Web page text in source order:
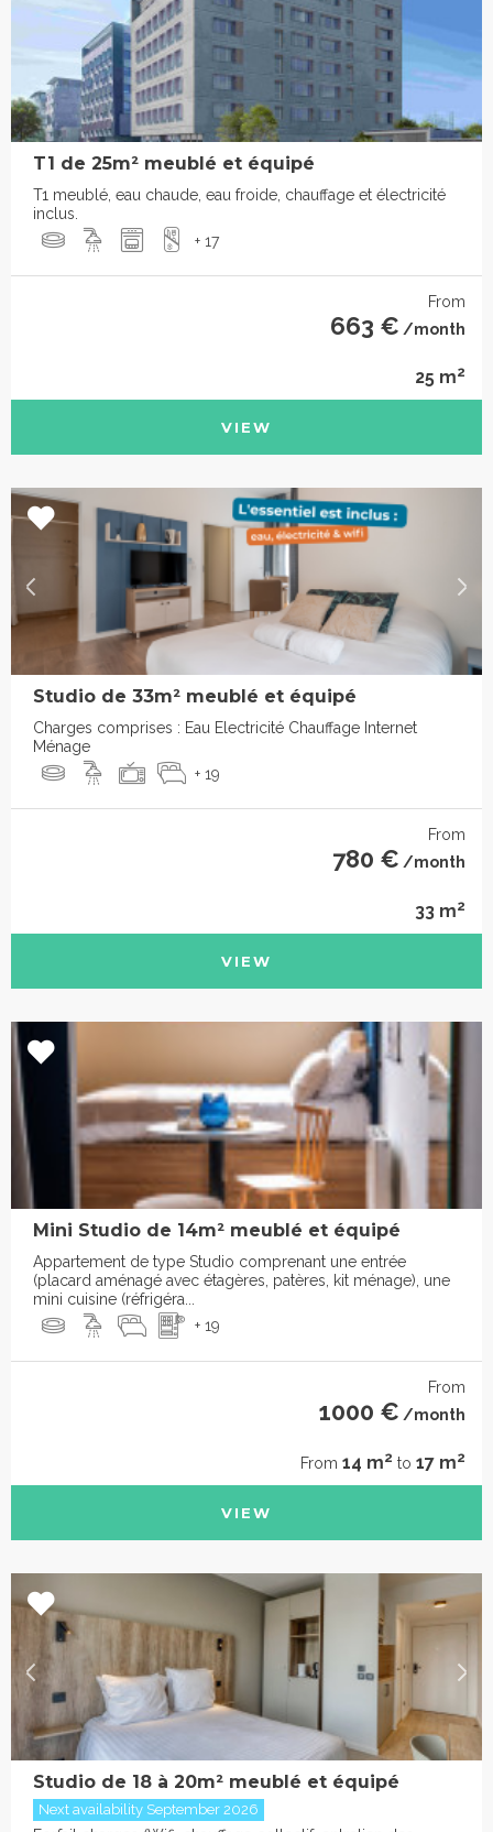
T1 de 25m² meublé et équipé
T1 meublé, eau chaude, eau froide, chauffage et électricité
inclus.
+ 17
From
663 € /month
25 m2
VIEW
Studio de 33m² meublé et équipé
Charges comprises : Eau Electricité Chauffage Internet
Ménage
+ 19
From
780 € /month
33 m2
VIEW
Mini Studio de 14m² meublé et équipé
Appartement de type Studio comprenant une entrée
(placard aménagé avec étagères, patères, kit ménage), une
mini cuisine (réfrigéra...
+ 19
From
1000 € /month
From 14 m2 to 17 m2
VIEW
Studio de 18 à 20m² meublé et équipé
Next availability September 2026